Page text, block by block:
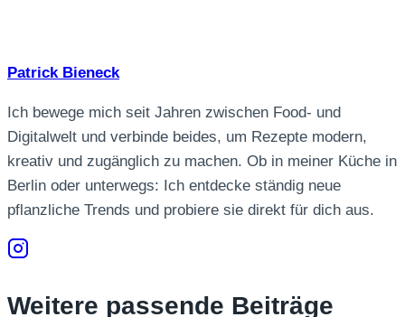
Patrick Bieneck
Ich bewege mich seit Jahren zwischen Food- und
Digitalwelt und verbinde beides, um Rezepte modern,
kreativ und zugänglich zu machen. Ob in meiner Küche in
Berlin oder unterwegs: Ich entdecke ständig neue
pflanzliche Trends und probiere sie direkt für dich aus.
Weitere passende Beiträge